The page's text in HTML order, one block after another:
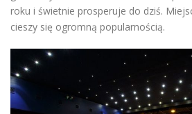
roku i świetnie prosperuje do dziś.
cieszy się ogromną popularnością.